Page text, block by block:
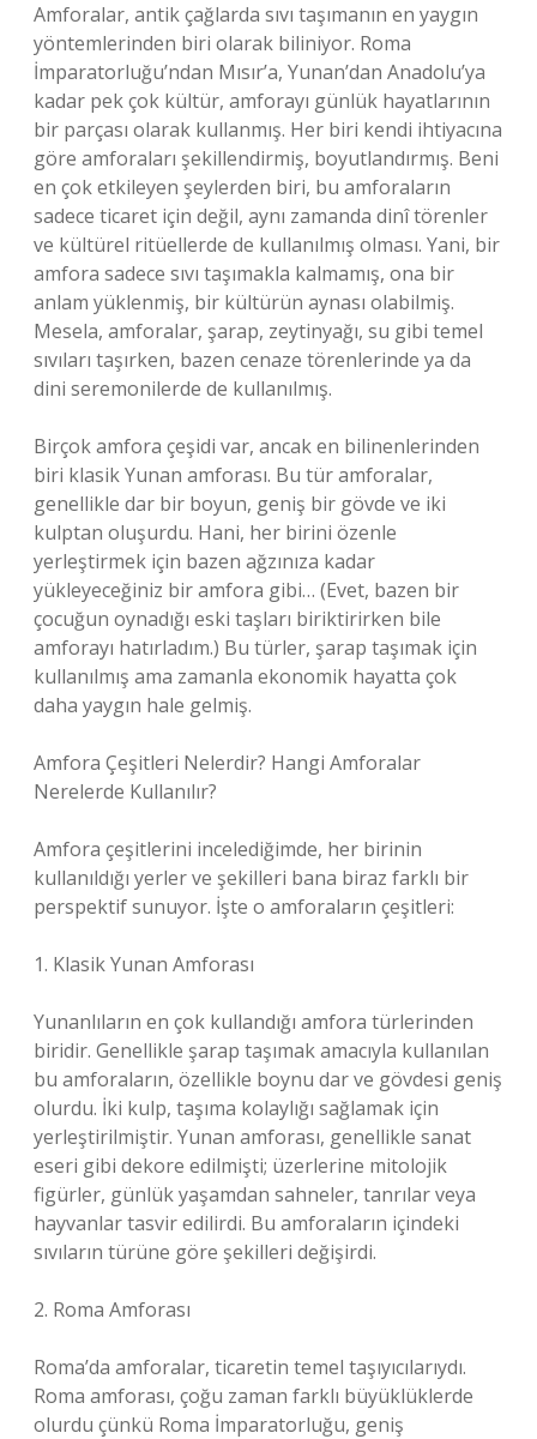
Amforalar, antik çağlarda sıvı taşımanın en yaygın
yöntemlerinden biri olarak biliniyor. Roma
İmparatorluğu’ndan Mısır’a, Yunan’dan Anadolu’ya
kadar pek çok kültür, amforayı günlük hayatlarının
bir parçası olarak kullanmış. Her biri kendi ihtiyacına
göre amforaları şekillendirmiş, boyutlandırmış. Beni
en çok etkileyen şeylerden biri, bu amforaların
sadece ticaret için değil, aynı zamanda dinî törenler
ve kültürel ritüellerde de kullanılmış olması. Yani, bir
amfora sadece sıvı taşımakla kalmamış, ona bir
anlam yüklenmiş, bir kültürün aynası olabilmiş.
Mesela, amforalar, şarap, zeytinyağı, su gibi temel
sıvıları taşırken, bazen cenaze törenlerinde ya da
dini seremonilerde de kullanılmış.
Birçok amfora çeşidi var, ancak en bilinenlerinden
biri klasik Yunan amforası. Bu tür amforalar,
genellikle dar bir boyun, geniş bir gövde ve iki
kulptan oluşurdu. Hani, her birini özenle
yerleştirmek için bazen ağzınıza kadar
yükleyeceğiniz bir amfora gibi… (Evet, bazen bir
çocuğun oynadığı eski taşları biriktirirken bile
amforayı hatırladım.) Bu türler, şarap taşımak için
kullanılmış ama zamanla ekonomik hayatta çok
daha yaygın hale gelmiş.
Amfora Çeşitleri Nelerdir? Hangi Amforalar
Nerelerde Kullanılır?
Amfora çeşitlerini incelediğimde, her birinin
kullanıldığı yerler ve şekilleri bana biraz farklı bir
perspektif sunuyor. İşte o amforaların çeşitleri:
1. Klasik Yunan Amforası
Yunanlıların en çok kullandığı amfora türlerinden
biridir. Genellikle şarap taşımak amacıyla kullanılan
bu amforaların, özellikle boynu dar ve gövdesi geniş
olurdu. İki kulp, taşıma kolaylığı sağlamak için
yerleştirilmiştir. Yunan amforası, genellikle sanat
eseri gibi dekore edilmişti; üzerlerine mitolojik
figürler, günlük yaşamdan sahneler, tanrılar veya
hayvanlar tasvir edilirdi. Bu amforaların içindeki
sıvıların türüne göre şekilleri değişirdi.
2. Roma Amforası
Roma’da amforalar, ticaretin temel taşıyıcılarıydı.
Roma amforası, çoğu zaman farklı büyüklüklerde
olurdu çünkü Roma İmparatorluğu, geniş